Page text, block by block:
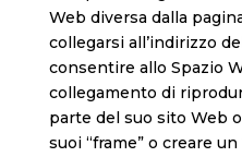
Web diversa dalla
collegarsi all’indirizzo
consentire allo Spazio
collegamento di
parte del suo sito Web
suoi “frame” o creare